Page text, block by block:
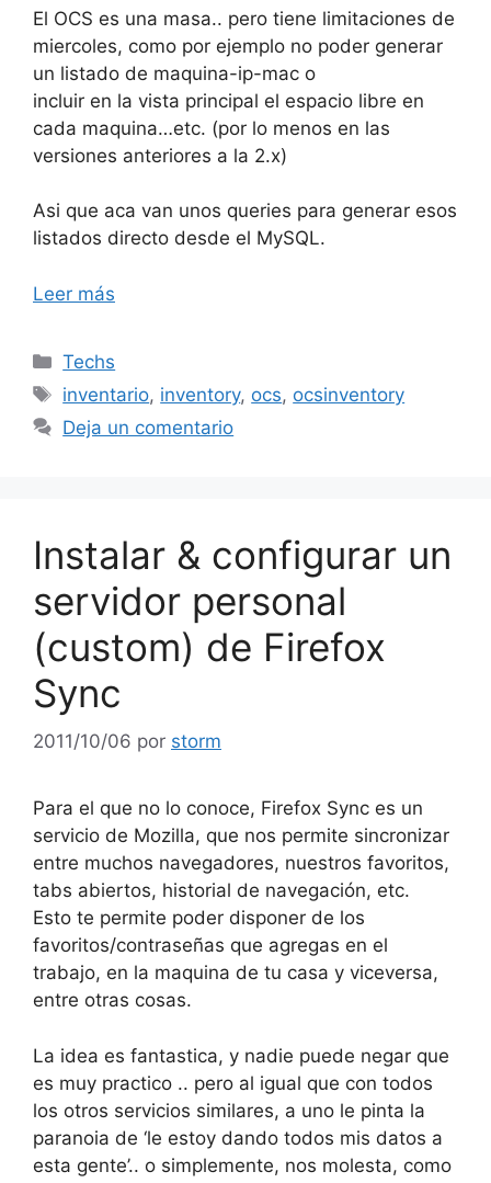
El OCS es una masa.. pero tiene limitaciones de
miercoles, como por ejemplo no poder generar
un listado de maquina-ip-mac o
incluir en la vista principal el espacio libre en
cada maquina…etc. (por lo menos en las
versiones anteriores a la 2.x)
Asi que aca van unos queries para generar esos
listados directo desde el MySQL.
Leer más
Categorías
Techs
Etiquetas
inventario, inventory, ocs, ocsinventory
Deja un comentario
Instalar & configurar un
servidor personal
(custom) de Firefox
Sync
2011/10/06 por storm
Para el que no lo conoce, Firefox Sync es un
servicio de Mozilla, que nos permite sincronizar
entre muchos navegadores, nuestros favoritos,
tabs abiertos, historial de navegación, etc.
Esto te permite poder disponer de los
favoritos/contraseñas que agregas en el
trabajo, en la maquina de tu casa y viceversa,
entre otras cosas.
La idea es fantastica, y nadie puede negar que
es muy practico .. pero al igual que con todos
los otros servicios similares, a uno le pinta la
paranoia de ‘le estoy dando todos mis datos a
esta gente’.. o simplemente, nos molesta, como